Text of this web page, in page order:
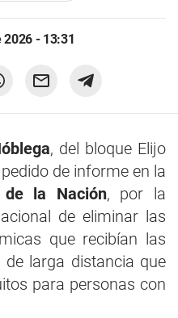
- 13:31
, del bloque Elijo
de informe en la
de la Nación, por la
de eliminar las
que recibían las
larga distancia que
para personas con